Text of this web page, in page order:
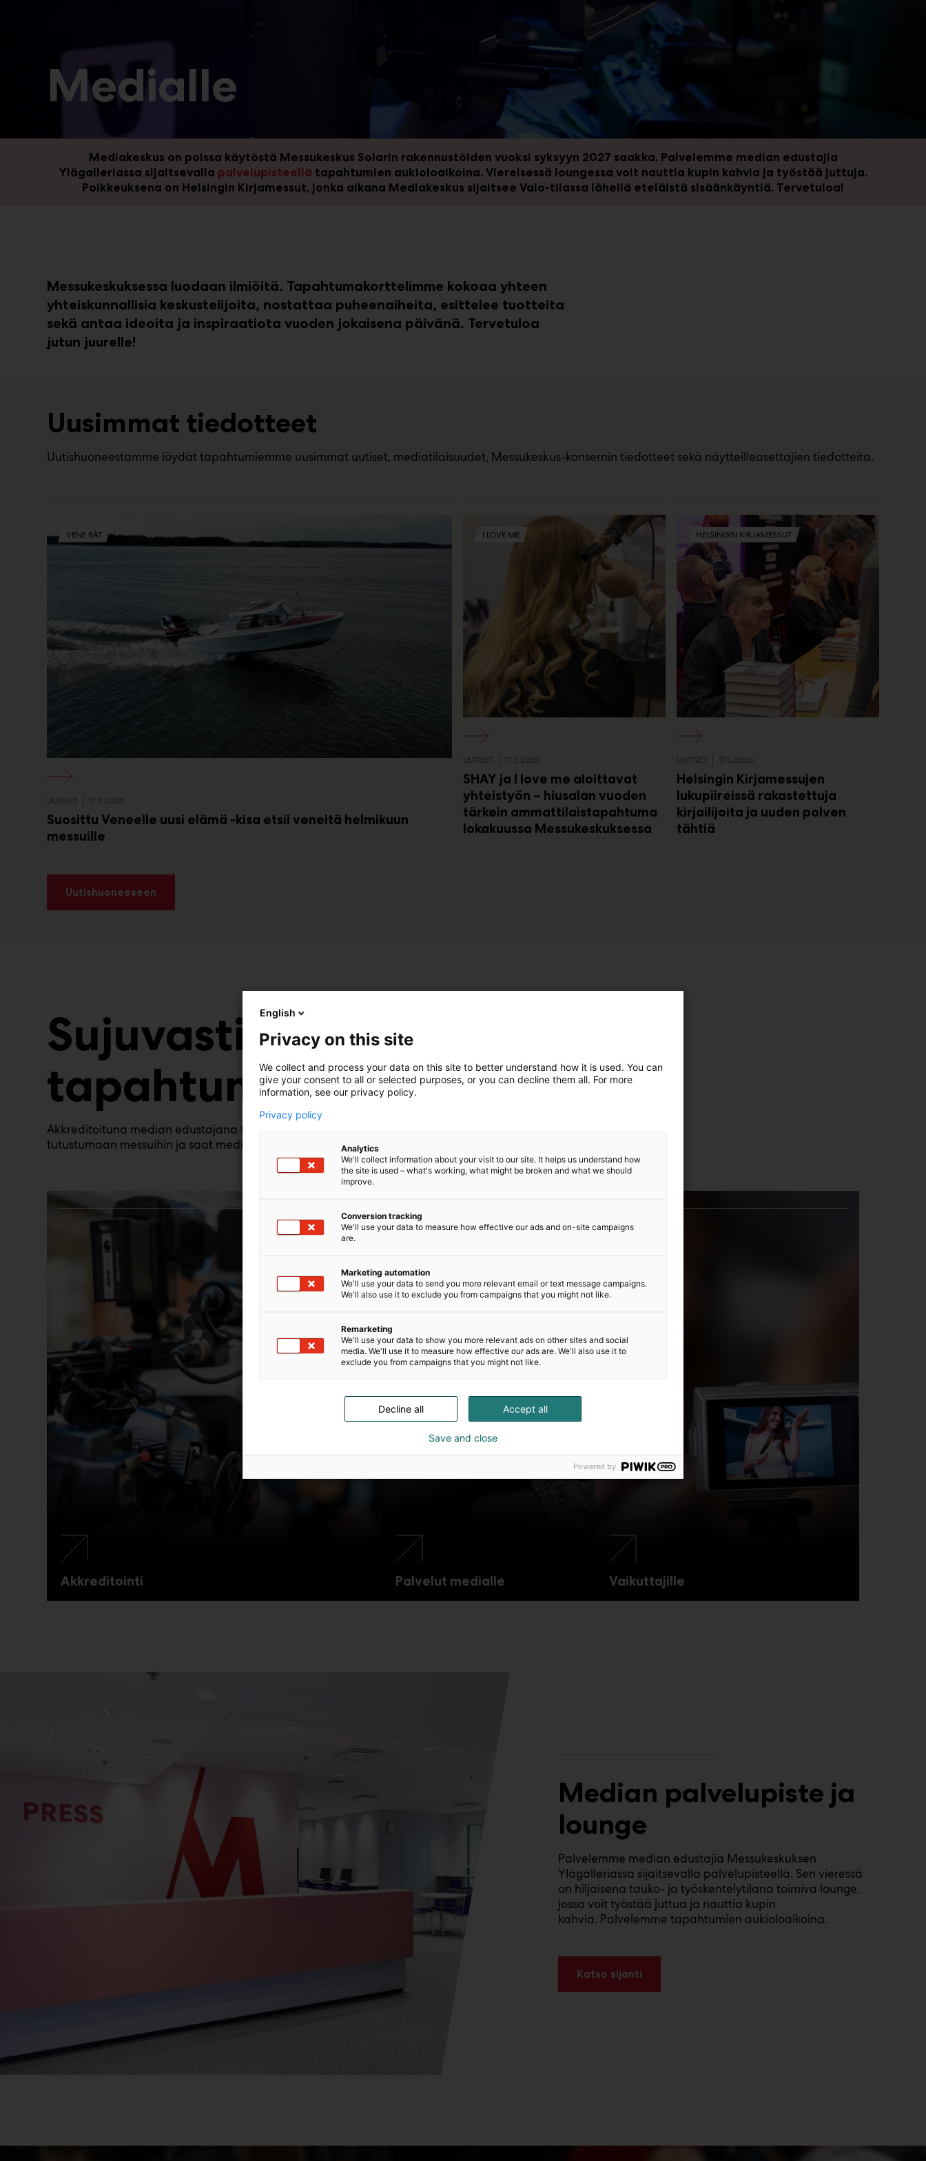
Medialle
Mediakeskus on poissa käytöstä Messukeskus Solarin rakennustöiden vuoksi syksyyn 2027 saakka. Palvelemme median edustajia
Ylägalleriassa sijaitsevalla palvelupisteellä tapahtumien aukioloaikoina. Viereisessä loungessa voit nauttia kupin kahvia ja työstää juttuja.
Poikkeuksena on Helsingin Kirjamessut, jonka aikana Mediakeskus sijaitsee Valo-tilassa lähellä eteläistä sisäänkäyntiä. Tervetuloa!
Messukeskuksessa luodaan ilmiöitä. Tapahtumakorttelimme kokoaa yhteen
yhteiskunnallisia keskustelijoita, nostattaa puheenaiheita, esittelee tuotteita
sekä antaa ideoita ja inspiraatiota vuoden jokaisena päivänä. Tervetuloa
jutun juurelle!
Uusimmat tiedotteet
Uutishuoneestamme löydät tapahtumiemme uusimmat uutiset, mediatilaisuudet, Messukeskus-konsernin tiedotteet sekä näytteilleasettajien tiedotteita.
VENE BÅT
UUTISET 17.6.2026
Suosittu Veneelle uusi elämä -kisa etsii veneitä helmikuun
messuille
I LOVE ME
UUTISET 17.6.2026
SHAY ja I love me aloittavat
yhteistyön – hiusalan vuoden
tärkein ammattilaistapahtuma
lokakuussa Messukeskuksessa
HELSINGIN KIRJAMESSUT
UUTISET 17.6.2026
Helsingin Kirjamessujen
lukupiireissä rakastettuja
kirjailijoita ja uuden polven
tähtiä
Uutishuoneeseen
Sujuvasti
tapahtumiin
Akkreditoituna median edustajana tai somevaikuttajana pääset vapaasti
tutustumaan messuihin ja saat median palvelut käyttöösi.
Akkreditointi Palvelut medialle Vaikuttajille
Median palvelupiste ja
lounge
Palvelemme median edustajia Messukeskuksen
Ylägalleriassa sijaitsevalla palvelupisteellä. Sen vieressä
on hiljaisena tauko- ja työskentelytilana toimiva lounge,
jossa voit työstää juttua ja nauttia kupin
kahvia. Palvelemme tapahtumien aukioloaikoina.
Katso sijanti
English
Privacy on this site
We collect and process your data on this site to better understand how it is used. You can
give your consent to all or selected purposes, or you can decline them all. For more
information, see our privacy policy.
Privacy policy
Analytics
We'll collect information about your visit to our site. It helps us understand how
the site is used – what's working, what might be broken and what we should
improve.
Conversion tracking
We'll use your data to measure how effective our ads and on-site campaigns
are.
Marketing automation
We'll use your data to send you more relevant email or text message campaigns.
We'll also use it to exclude you from campaigns that you might not like.
Remarketing
We'll use your data to show you more relevant ads on other sites and social
media. We'll use it to measure how effective our ads are. We'll also use it to
exclude you from campaigns that you might not like.
Accept all
Decline all
Save and close
Powered by